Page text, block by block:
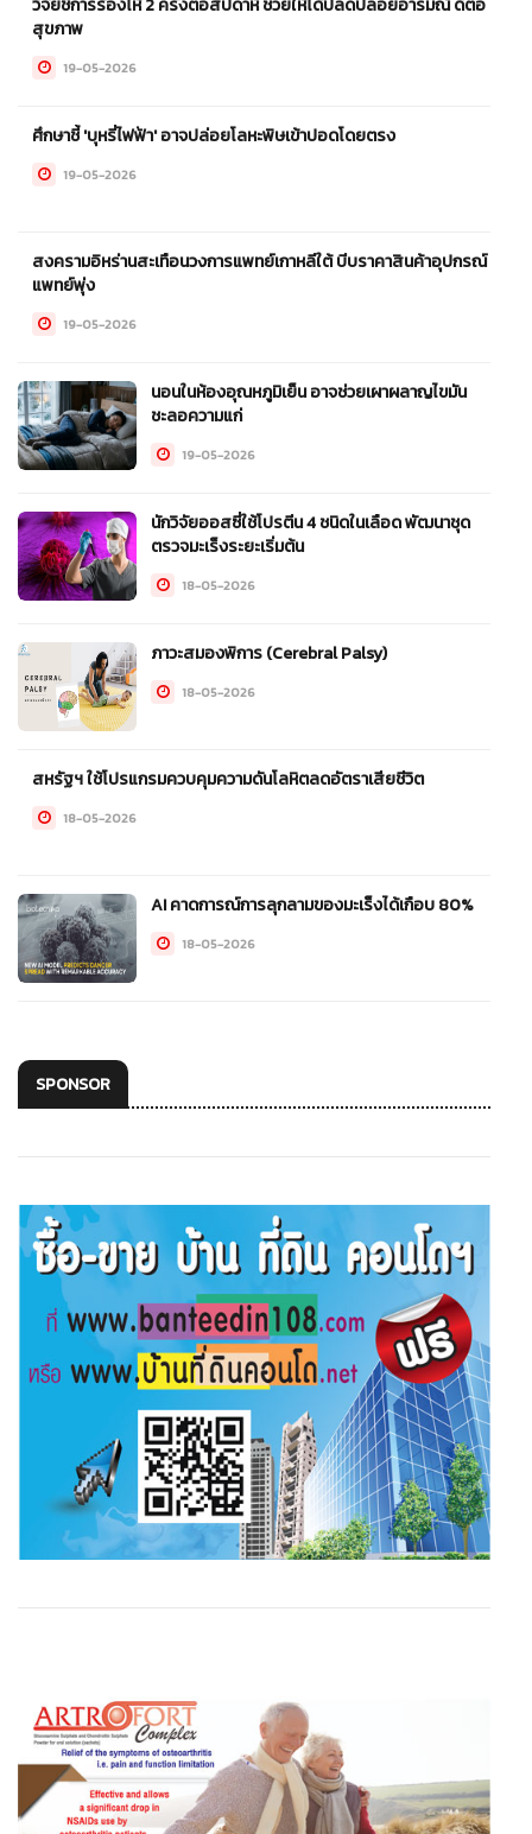
วิจัยชี้การร้องไห้ 2 ครั้งต่อสัปดาห์ ช่วยให้ได้ปลดปล่อยอารมณ์ ดีต่อ
สุขภาพ
19-05-2026
ศึกษาชี้ 'บุหรี่ไฟฟ้า' อาจปล่อยโลหะพิษเข้าปอดโดยตรง
19-05-2026
สงครามอิหร่านสะเทือนวงการแพทย์เกาหลีใต้ บีบราคาสินค้าอุปกรณ์
แพทย์พุ่ง
19-05-2026
นอนในห้องอุณหภูมิเย็น อาจช่วยเผาผลาญไขมัน
ชะลอความแก่
19-05-2026
นักวิจัยออสซี่ใช้โปรตีน 4 ชนิดในเลือด พัฒนาชุด
ตรวจมะเร็งระยะเริ่มต้น
18-05-2026
ภาวะสมองพิการ (Cerebral Palsy)
18-05-2026
สหรัฐฯ ใช้โปรแกรมควบคุมความดันโลหิตลดอัตราเสียชีวิต
18-05-2026
AI คาดการณ์การลุกลามของมะเร็งได้เกือบ 80%
18-05-2026
SPONSOR